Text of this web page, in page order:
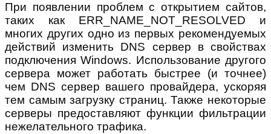
При появлении проблем с открытием сайтов,
таких как ERR_NAME_NOT_RESOLVED и
многих других одно из первых рекомендуемых
действий изменить DNS сервер в свойствах
подключения Windows. Использование другого
сервера может работать быстрее (и точнее)
чем DNS сервер вашего провайдера, ускоряя
тем самым загрузку страниц. Также некоторые
серверы предоставляют функции фильтрации
нежелательного трафика.